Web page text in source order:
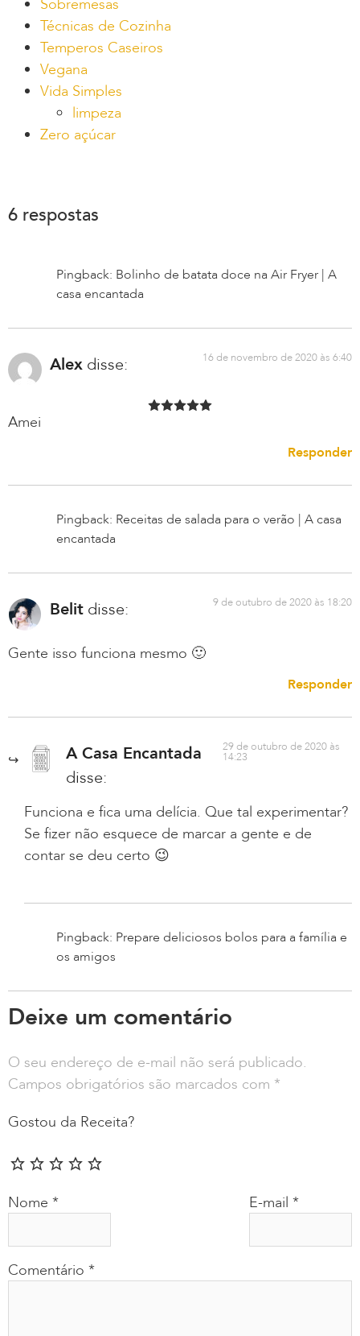
Sobremesas
Técnicas de Cozinha
Temperos Caseiros
Vegana
Vida Simples
limpeza
Zero açúcar
6 respostas
Pingback: Bolinho de batata doce na Air Fryer | A
casa encantada
Alex disse: 16 de novembro de 2020 às 6:40
Amei
Responder
Pingback: Receitas de salada para o verão | A casa
encantada
Belit disse: 9 de outubro de 2020 às 18:20
Gente isso funciona mesmo 🙂
Responder
A Casa Encantada
disse:
29 de outubro de 2020 às
14:23
Funciona e fica uma delícia. Que tal experimentar?
Se fizer não esquece de marcar a gente e de
contar se deu certo 😉
Pingback: Prepare deliciosos bolos para a família e
os amigos
Deixe um comentário
O seu endereço de e-mail não será publicado.
Campos obrigatórios são marcados com *
Gostou da Receita?
Comentário *
Nome * E-mail *